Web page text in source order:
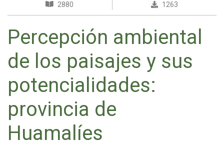
2880 1263
Percepción ambiental
de los paisajes y sus
potencialidades:
provincia de
Huamalíes